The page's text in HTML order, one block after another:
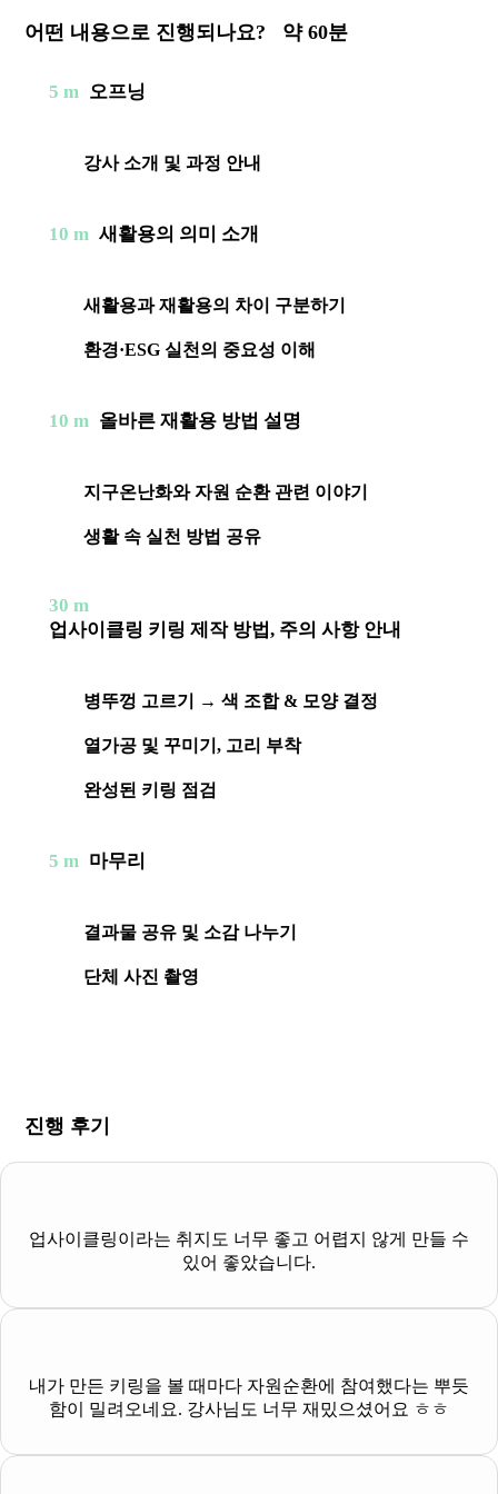
어떤 내용으로 진행되나요? 약 60분
5 m 오프닝
강사 소개 및 과정 안내
10 m 새활용의 의미 소개
새활용과 재활용의 차이 구분하기
환경·ESG 실천의 중요성 이해
10 m 올바른 재활용 방법 설명
지구온난화와 자원 순환 관련 이야기
생활 속 실천 방법 공유
30 m
업사이클링 키링 제작 방법, 주의 사항 안내
병뚜껑 고르기 → 색 조합 & 모양 결정
열가공 및 꾸미기, 고리 부착
완성된 키링 점검
5 m 마무리
결과물 공유 및 소감 나누기
단체 사진 촬영
진행 후기
업사이클링이라는 취지도 너무 좋고 어렵지 않게 만들 수
있어 좋았습니다.
내가 만든 키링을 볼 때마다 자원순환에 참여했다는 뿌듯
함이 밀려오네요. 강사님도 너무 재밌으셨어요 ㅎㅎ